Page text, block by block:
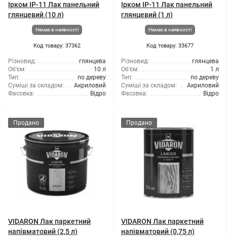
Ірком ІР-11 Лак панельний
глянцевий (10 л)
Немає в наявності
Код товару: 37362
Різновид:
глянцева
Об'єм:
10 л
Тип:
по дереву
Суміші за складом:
Акриловий
Фасовка:
Відро
Ірком ІР-11 Лак панельний
глянцевий (1 л)
Немає в наявності
Код товару: 33677
Різновид:
глянцева
Об'єм:
1 л
Тип:
по дереву
Суміші за складом:
Акриловий
Фасовка:
Відро
Продано
VIDARON Лак паркетний
напівматовий (2,5 л)
Продано
VIDARON Лак паркетний
напівматовий (0,75 л)